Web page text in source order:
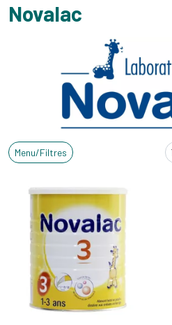
Novalac
Menu/Filtres